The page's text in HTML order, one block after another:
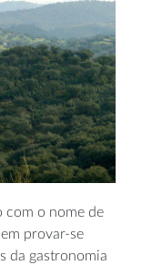
com o nome de
provar-se
da gastronomia